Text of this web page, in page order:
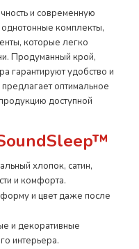
и современную
комплекты,
которые легко
Продуманный крой,
гарантируют удобство и
оптимальное
доступной
хлопок, сатин,
и комфорта.
и цвет даже после
и декоративные
интерьера.